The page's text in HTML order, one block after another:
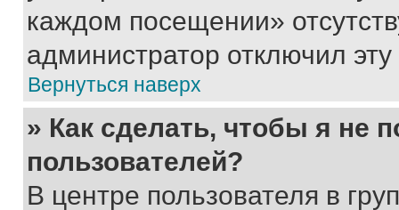
каждом посещении»
администратор отключил
Вернуться наверх
» Как сделать, чтобы я не
пользователей?
В центре пользователя в